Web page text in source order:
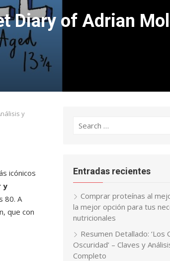
Diary of Adrian
y
icónicos
y
80. A
que con
Search
Entradas recientes
Comprar proteínas al
la mejor opción para tus
nutricionales
Resumen Detallado: ‘Los
Oscuridad’ – Claves y
Completo